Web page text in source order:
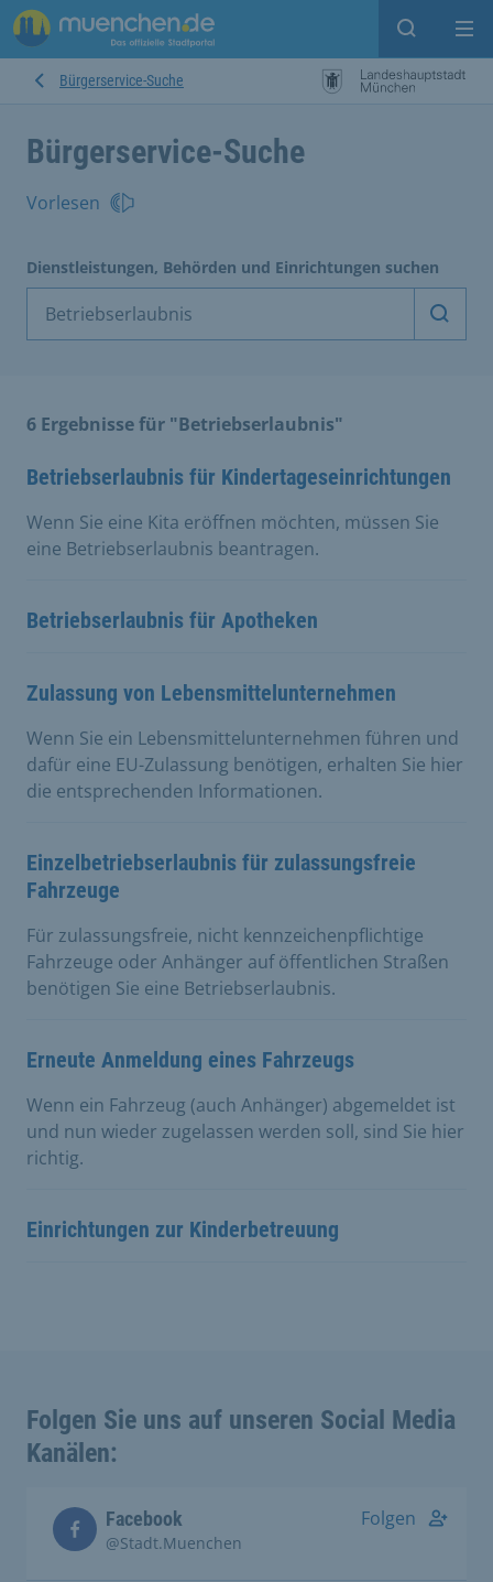
Suche
Bürgerservice-Suche
Bürgerservice-Suche
Vorlesen
Dienstleistungen, Behörden und Einrichtungen suchen
6 Ergebnisse für "Betriebserlaubnis"
Betriebserlaubnis für Kindertageseinrichtungen
Wenn Sie eine Kita eröffnen möchten, müssen Sie
eine Betriebserlaubnis beantragen.
Betriebserlaubnis für Apotheken
Zulassung von Lebensmittelunternehmen
Wenn Sie ein Lebensmittelunternehmen führen und
dafür eine EU-Zulassung benötigen, erhalten Sie hier
die entsprechenden Informationen.
Einzelbetriebserlaubnis für zulassungsfreie
Fahrzeuge
Für zulassungsfreie, nicht kennzeichenpflichtige
Fahrzeuge oder Anhänger auf öffentlichen Straßen
benötigen Sie eine Betriebserlaubnis.
Erneute Anmeldung eines Fahrzeugs
Wenn ein Fahrzeug (auch Anhänger) abgemeldet ist
und nun wieder zugelassen werden soll, sind Sie hier
richtig.
Einrichtungen zur Kinderbetreuung
Folgen Sie uns auf unseren Social Media
Kanälen:
Facebook
@Stadt.Muenchen
Folgen